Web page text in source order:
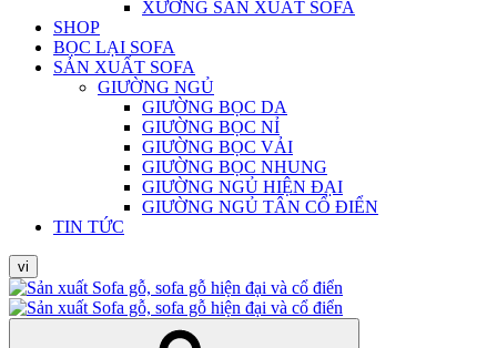
XƯỞNG SẢN XUẤT SOFA
SHOP
BỌC LẠI SOFA
SẢN XUẤT SOFA
GIƯỜNG NGỦ
GIƯỜNG BỌC DA
GIƯỜNG BỌC NỈ
GIƯỜNG BỌC VẢI
GIƯỜNG BỌC NHUNG
GIƯỜNG NGỦ HIỆN ĐẠI
GIƯỜNG NGỦ TÂN CỔ ĐIỂN
TIN TỨC
vi